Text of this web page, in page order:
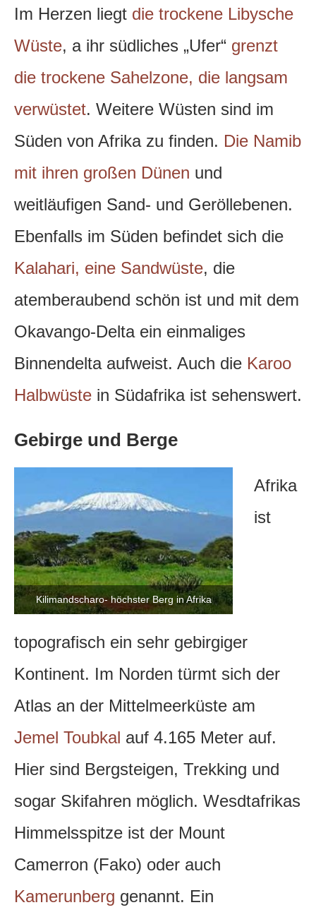
Im Herzen liegt die trockene Libysche
Wüste, a ihr südliches „Ufer“ grenzt
die trockene Sahelzone, die langsam
verwüstet. Weitere Wüsten sind im
Süden von Afrika zu finden. Die Namib
mit ihren großen Dünen und
weitläufigen Sand- und Geröllebenen.
Ebenfalls im Süden befindet sich die
Kalahari, eine Sandwüste, die
atemberaubend schön ist und mit dem
Okavango-Delta ein einmaliges
Binnendelta aufweist. Auch die Karoo
Halbwüste in Südafrika ist sehenswert.
Gebirge und Berge
Kilimandscharo- höchster Berg in Afrika
Afrika
ist
topografisch ein sehr gebirgiger
Kontinent. Im Norden türmt sich der
Atlas an der Mittelmeerküste am
Jemel Toubkal auf 4.165 Meter auf.
Hier sind Bergsteigen, Trekking und
sogar Skifahren möglich. Wesdtafrikas
Himmelsspitze ist der Mount
Camerron (Fako) oder auch
Kamerunberg genannt. Ein